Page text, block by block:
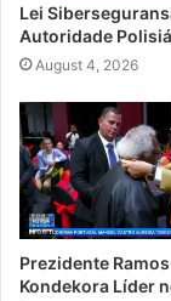
Lei
Autoridade
August 4, 2026
Prezidente
Kondekora Líder